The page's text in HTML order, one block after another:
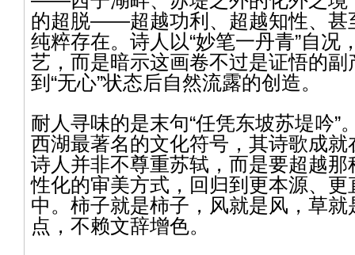
的超脱——超越功利、超越知性、甚
纯粹存在。诗人以“妙笔一丹青”自况
艺，而是暗示这画卷不过是证悟的副
到“无心”状态后自然流露的创造。
耐人寻味的是末句“任凭东坡苏堤吟”
西湖最著名的文化符号，其诗歌成
诗人并非不尊重苏轼，而是要超越
性化的审美方式，回归到更本源、更
中。柿子就是柿子，风就是风，草
点，不赖文辞增色。